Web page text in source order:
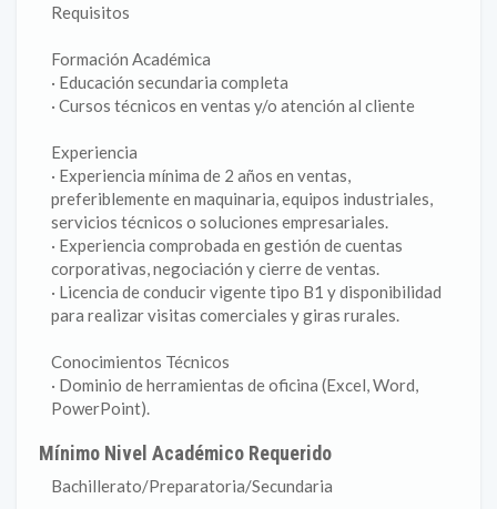
Requisitos
Formación Académica
· Educación secundaria completa
· Cursos técnicos en ventas y/o atención al cliente
Experiencia
· Experiencia mínima de 2 años en ventas,
preferiblemente en maquinaria, equipos industriales,
servicios técnicos o soluciones empresariales.
· Experiencia comprobada en gestión de cuentas
corporativas, negociación y cierre de ventas.
· Licencia de conducir vigente tipo B1 y disponibilidad
para realizar visitas comerciales y giras rurales.
Conocimientos Técnicos
· Dominio de herramientas de oficina (Excel, Word,
PowerPoint).
Mínimo Nivel Académico Requerido
Bachillerato/Preparatoria/Secundaria